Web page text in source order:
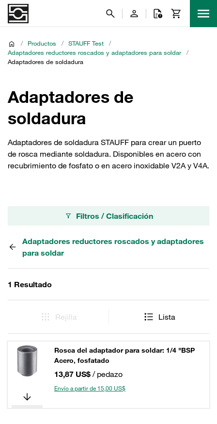
/ Productos / STAUFF Test
/
Adaptadores reductores roscados y adaptadores para soldar
/
Adaptadores de soldadura
Adaptadores de
soldadura
Adaptadores de soldadura STAUFF para crear un puerto
de rosca mediante soldadura. Disponibles en acero con
recubrimiento de fosfato o en acero inoxidable V2A y V4A.
Filtros / Clasificación
Adaptadores reductores roscados y adaptadores
para soldar
1 Resultado
Rejilla Lista
Rosca del adaptador para soldar: 1/4 "BSP
Acero, fosfatado
13,87 US$ / pedazo
Envío a partir de 15,00 US$